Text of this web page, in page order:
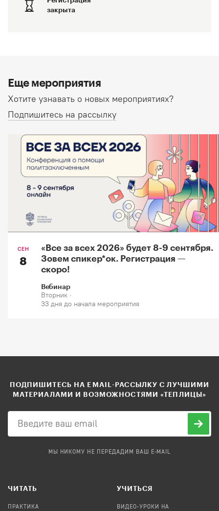
закрыта
Еще мероприятия
Хотите узнавать о новых мероприятиях?
Подпишитесь на рассылку
СЕН
8
«Все за всех 2026» будет 8-9 сентября.
Зовем спикер*oк. Регистрация —
скоро!
Вебинар
Вторник ·
33 дня до начала мероприятия
ПОДПИШИТЕСЬ НА EMAIL-РАССЫЛКУ С ЛУЧШИМИ
МАТЕРИАЛАМИ И ВОЗМОЖНОСТЯМИ «ТЕПЛИЦЫ»
МЫ НИКОМУ НЕ ПЕРЕДАДИМ ВАШ E-MAIL
ЧИТАТЬ
ПРАКТИКА
УЧИТЬСЯ
ВИДЕО-УРОКИ НА